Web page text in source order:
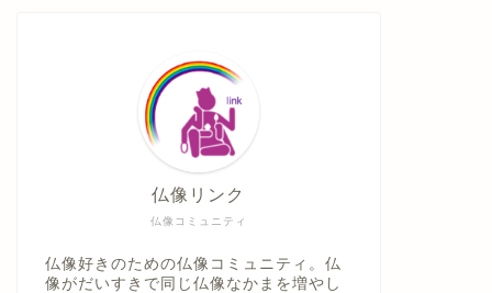
仏像コミュニティ
仏像リンク
仏像好きのための仏像コミュニティ。仏
像がだいすきで同じ仏像なかまを増やし